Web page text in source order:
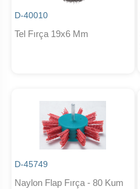
D-40010
Tel Fırça 19x6 Mm
D-45749
Naylon Flap Fırça - 80 Kum